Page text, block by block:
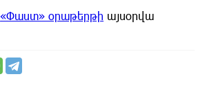
«Փաստ» օրաթերթի այսօրվա